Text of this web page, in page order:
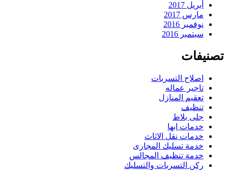
أبريل 2017
مارس 2017
نوفمبر 2016
سبتمبر 2016
تصنيفات
اصلاح التسربات
تاجير عماله
تعقيم المنازل
تنظيف
جلى بلاط
خدمات ابها
خدمات نقل الاثاث
خدمة تسليك المجارى
خدمة تنظيف المجالس
ركن التسربات والتسليك